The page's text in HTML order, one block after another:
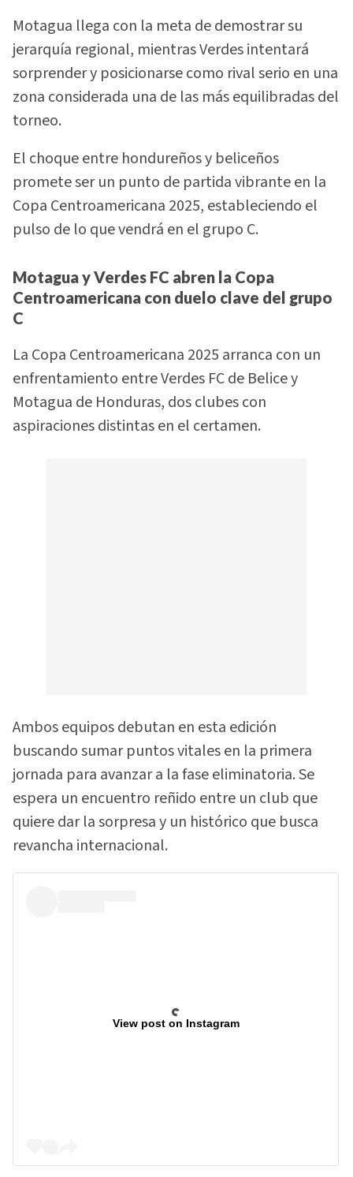
Motagua llega con la meta de demostrar su
jerarquía regional, mientras Verdes intentará
sorprender y posicionarse como rival serio en una
zona considerada una de las más equilibradas del
torneo.
El choque entre hondureños y beliceños
promete ser un punto de partida vibrante en la
Copa Centroamericana 2025, estableciendo el
pulso de lo que vendrá en el grupo C.
Motagua y Verdes FC abren la Copa
Centroamericana con duelo clave del grupo
C
La Copa Centroamericana 2025 arranca con un
enfrentamiento entre Verdes FC de Belice y
Motagua de Honduras, dos clubes con
aspiraciones distintas en el certamen.
Ambos equipos debutan en esta edición
buscando sumar puntos vitales en la primera
jornada para avanzar a la fase eliminatoria. Se
espera un encuentro reñido entre un club que
quiere dar la sorpresa y un histórico que busca
revancha internacional.
View post on Instagram